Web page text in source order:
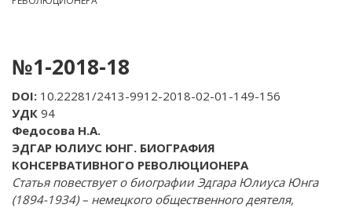
№1-2018-18
DOI: 10.22281/2413-9912-2018-02-01-149-156
УДК 94
Федосова Н.А.
ЭДГАР ЮЛИУС ЮНГ. БИОГРАФИЯ
КОНСЕРВАТИВНОГО РЕВОЛЮЦИОНЕРА
Статья повествует о биографии Эдгара Юлиуса Юнга
(1894-1934) – немецкого общественного деятеля,